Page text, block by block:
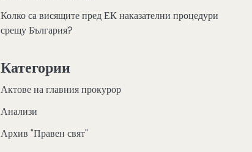
Колко са висящите пред ЕК наказателни процедури
срещу България?
Категории
Актове на главния прокурор
Анализи
Архив "Правен свят"